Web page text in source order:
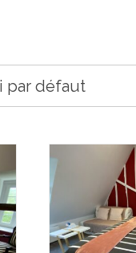
par défaut